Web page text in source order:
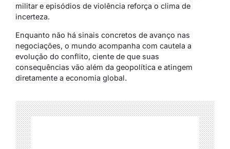
militar e episódios de violência reforça o clima de
incerteza.
Enquanto não há sinais concretos de avanço nas
negociações, o mundo acompanha com cautela a
evolução do conflito, ciente de que suas
consequências vão além da geopolítica e atingem
diretamente a economia global.